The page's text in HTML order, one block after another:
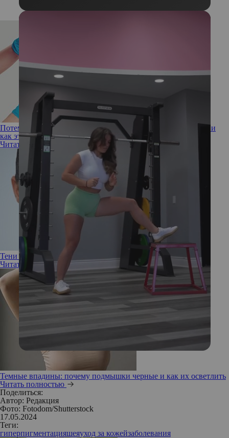
Потемнели на глазах: что вызывает гиперпигментацию век и
как это устранить
Читать полностью
Тени уходят молча: все способы убрать синяки под глазами
Читать полностью
Темные впадины: почему подмышки черные и как их осветлить
Читать полностью
Поделиться:
Автор: Редакция
Фото: Fotodom/Shutterstock
17.05.2024
Теги:
гиперпигментацияшеяуход за кожейзаболевания